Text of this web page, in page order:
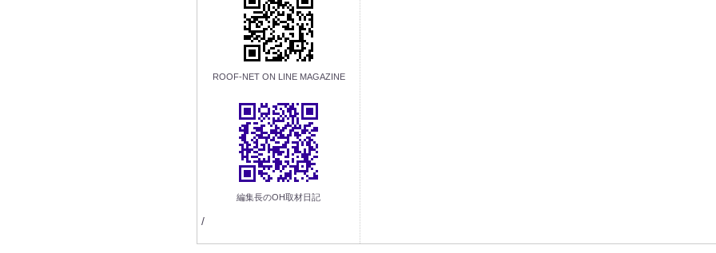
ROOF-NET ON LINE MAGAZINE
編集長のOH取材日記
/